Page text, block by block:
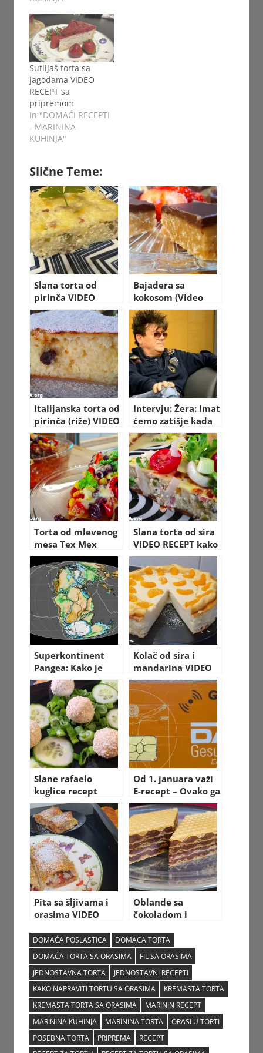
Sutlijaš torta sa
jagodama VIDEO
RECEPT sa
pripremom
In "DOMAĆI RECEPTI
- MARININA
KUHINJA"
Slične Teme:
Slana torta od
pirinča VIDEO
RECEPT kako
napraviti
Bajadera sa
kokosom (Video
recept)
Italijanska torta od
pirinča (riže) VIDEO
RECEPT za
pripremu
Intervju: Žera: Imat
ćemo zatišje kada
umremo
Torta od mlevenog
mesa Tex Mex
VIDEO RECEPT
Slana torta od sira
VIDEO RECEPT kako
napraviti
Superkontinent
Pangea: Kako je
izgledao svijet
nekada
Kolač od sira i
mandarina VIDEO
RECEPT sa
pripremom
(Čizkejk)
Slane rafaelo
kuglice recept
Od 1. januara važi
E-recept – Ovako ga
možete podići u
apoteci
Pita sa šljivama i
orasima VIDEO
napraviti
Oblande sa
čokoladom i
RECEPT sa
pripremom
DOMAĆA POSLASTICA
DOMACA TORTA
DOMAĆA TORTA SA ORASIMA
FIL SA ORASIMA
JEDNOSTAVNA TORTA
JEDNOSTAVNI RECEPTI
KAKO NAPRAVITI TORTU SA ORASIMA
KREMASTA TORTA
KREMASTA TORTA SA ORASIMA
MARININ RECEPT
MARININA KUHINJA
MARININA TORTA
ORASI U TORTI
POSEBNA TORTA
PRIPREMA
RECEPT